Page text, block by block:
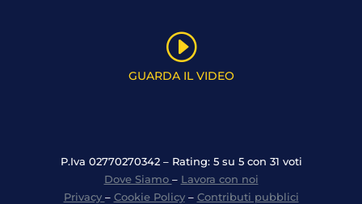
I
GUARDA IL VIDEO
P.Iva 02770270342 – Rating: 5 su 5 con 31 voti
Dove Siamo – Lavora con noi
Privacy – Cookie Policy– Contributi pubblici